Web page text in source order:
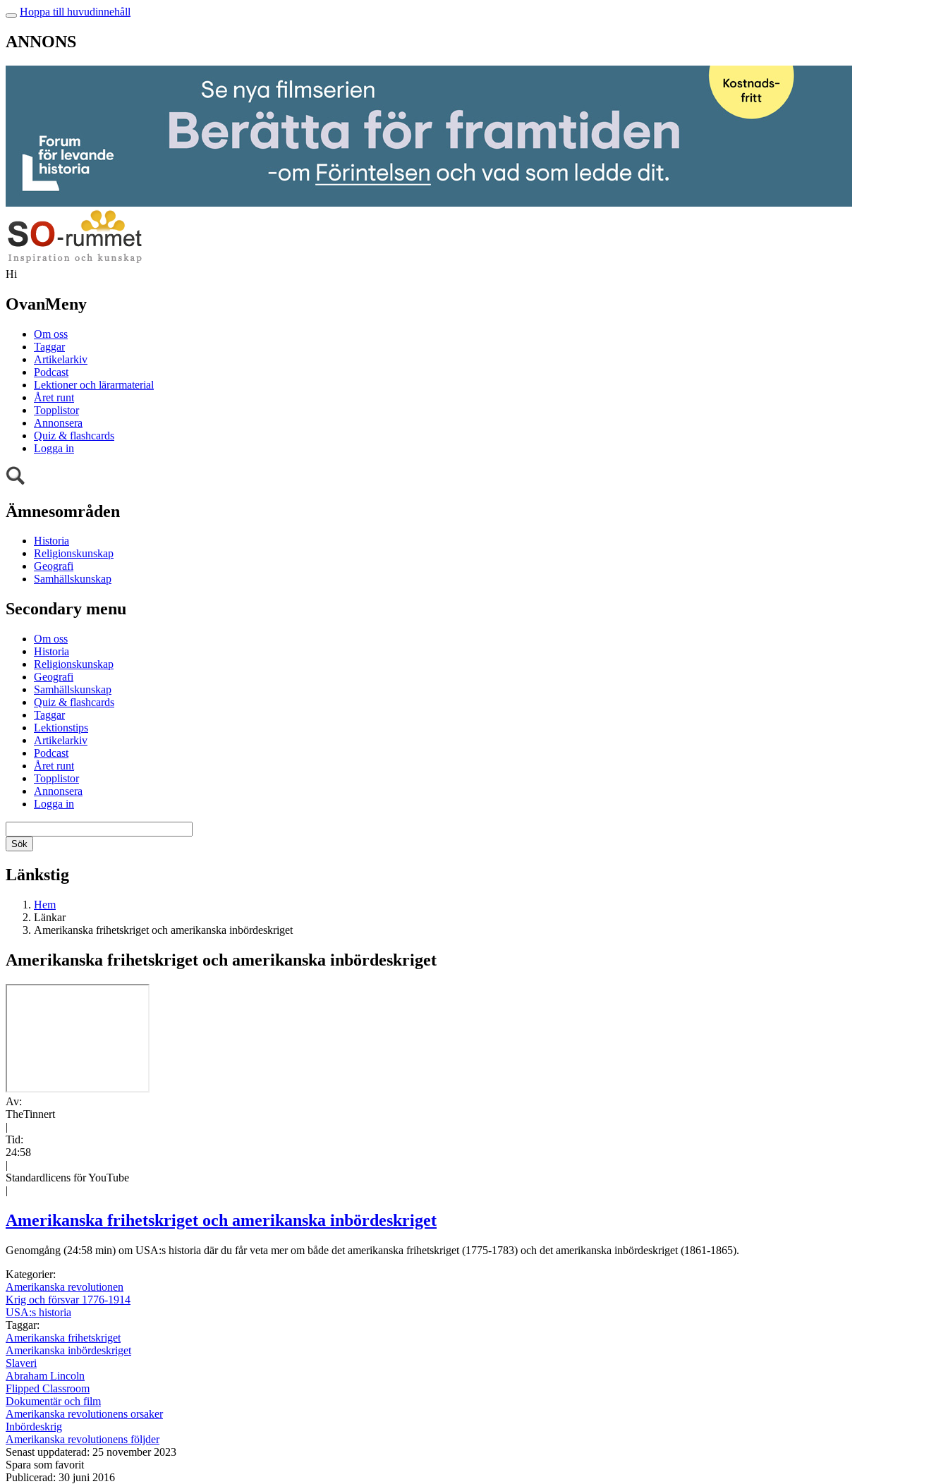
Hoppa till huvudinnehåll
ANNONS
Hi
OvanMeny
Om oss
Taggar
Artikelarkiv
Podcast
Lektioner och lärarmaterial
Året runt
Topplistor
Annonsera
Quiz & flashcards
Logga in
Ämnesområden
Historia
Religionskunskap
Geografi
Samhällskunskap
Secondary menu
Om oss
Historia
Religionskunskap
Geografi
Samhällskunskap
Quiz & flashcards
Taggar
Lektionstips
Artikelarkiv
Podcast
Året runt
Topplistor
Annonsera
Logga in
Länkstig
Hem
Länkar
Amerikanska frihetskriget och amerikanska inbördeskriget
Amerikanska frihetskriget och amerikanska inbördeskriget
Av:
TheTinnert
|
Tid:
24:58
|
Standardlicens för YouTube
|
Amerikanska frihetskriget och amerikanska inbördeskriget
Genomgång (24:58 min) om USA:s historia där du får veta mer om både det amerikanska frihetskriget (1775-1783) och det amerikanska inbördeskriget (1861-1865).
Kategorier:
Amerikanska revolutionen
Krig och försvar 1776-1914
USA:s historia
Taggar:
Amerikanska frihetskriget
Amerikanska inbördeskriget
Slaveri
Abraham Lincoln
Flipped Classroom
Dokumentär och film
Amerikanska revolutionens orsaker
Inbördeskrig
Amerikanska revolutionens följder
Senast uppdaterad: 25 november 2023
Spara som favorit
Publicerad: 30 juni 2016